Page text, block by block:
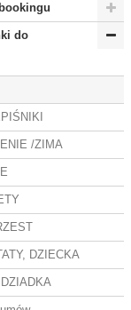
do
/ZIMA
DZIECKA